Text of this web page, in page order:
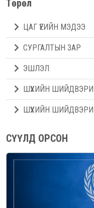
Төрөл
ЦАГ ҮЕИЙН МЭДЭЭ
СУРГАЛТЫН ЗАР
ЭШЛЭЛ
ШҮҮХИЙН
ШҮҮХИЙН
СҮҮЛД ОРСОН